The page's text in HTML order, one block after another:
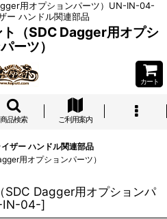
用オプションパーツ）UN-IN-04-
ー ハンドル関連部品
（SDC Dagger用オプシ
ーツ）
カート
商品検索 ご利用案内
イザー ハンドル関連部品
用オプションパーツ）
Dagger用オプションパ
IN-04-]